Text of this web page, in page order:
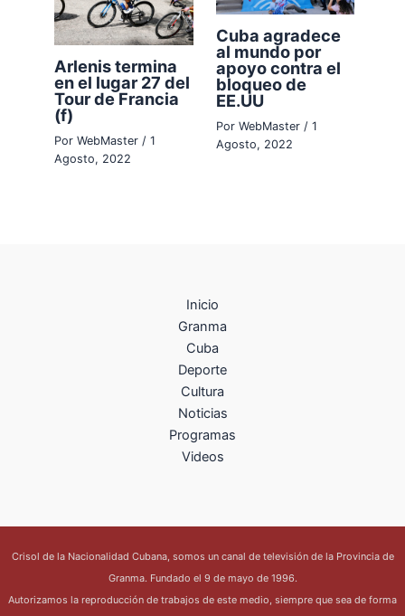
Arlenis termina
en el lugar 27 del
Tour de Francia
(f)
PorWebMaster /1
Agosto, 2022
Cuba agradece
al mundo por
apoyo contra el
bloqueo de
EE.UU
Por WebMaster / 1
Agosto, 2022
Inicio
Granma
Cuba
Deporte
Cultura
Noticias
Programas
Videos
Crisol de la Nacionalidad Cubana, somos un canal de televisión de la Provincia de
Granma. Fundado el 9 de mayo de 1996.
Autorizamos la reproducción de trabajos de este medio, siempre que sea de forma